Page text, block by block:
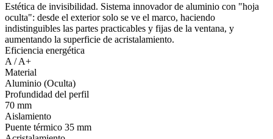
Estética de invisibilidad. Sistema innovador de aluminio con "hoja
oculta": desde el exterior solo se ve el marco, haciendo
indistinguibles las partes practicables y fijas de la ventana, y
aumentando la superficie de acristalamiento.
Eficiencia energética
A / A+
Material
Aluminio (Oculta)
Profundidad del perfil
70 mm
Aislamiento
Puente térmico 35 mm